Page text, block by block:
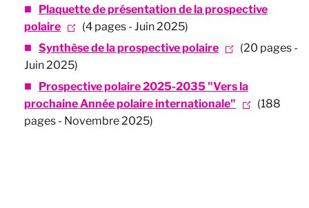
Plaquette de présentation de la prospective
polaire
(4 pages - Juin 2025)
Synthèse de la prospective polaire
(20 pages -
Juin 2025)
Prospective polaire 2025-2035 "Vers la
prochaine Année polaire internationale"
(188
pages - Novembre 2025)